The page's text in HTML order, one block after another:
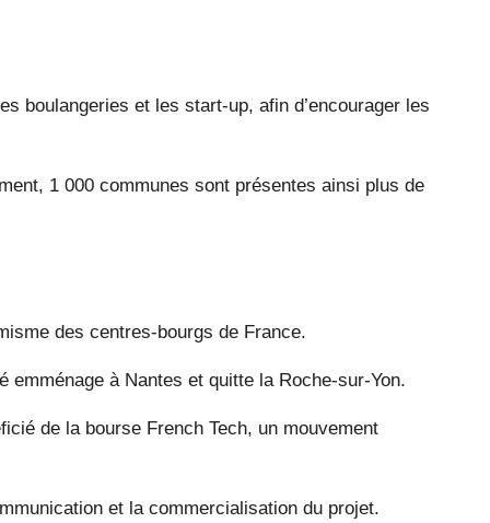
boulangeries et les start-up, afin d’encourager les
1 000 communes sont présentes ainsi plus de
des centres-bourgs de France.
emménage à Nantes et quitte la Roche-sur-Yon.
de la bourse French Tech, un mouvement
et la commercialisation du projet.